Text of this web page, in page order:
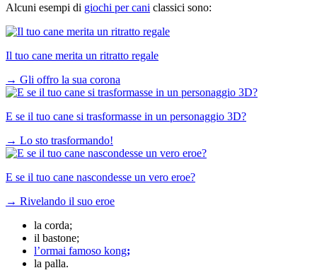
Alcuni esempi di giochi per cani classici sono:
Il tuo cane merita un ritratto regale
→ Gli offro la sua corona
E se il tuo cane si trasformasse in un personaggio 3D?
→ Lo sto trasformando!
E se il tuo cane nascondesse un vero eroe?
→ Rivelando il suo eroe
la corda;
il bastone;
l’ormai famoso kong;
la palla.